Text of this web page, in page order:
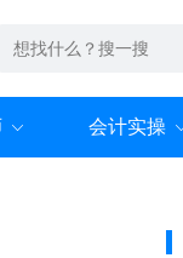
会计实操